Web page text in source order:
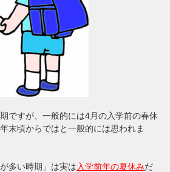
ですが、一般的には4月の入学前の春休
末頃からではと一般的には思われま
多い時期」は実は 入学前年の夏休みだ